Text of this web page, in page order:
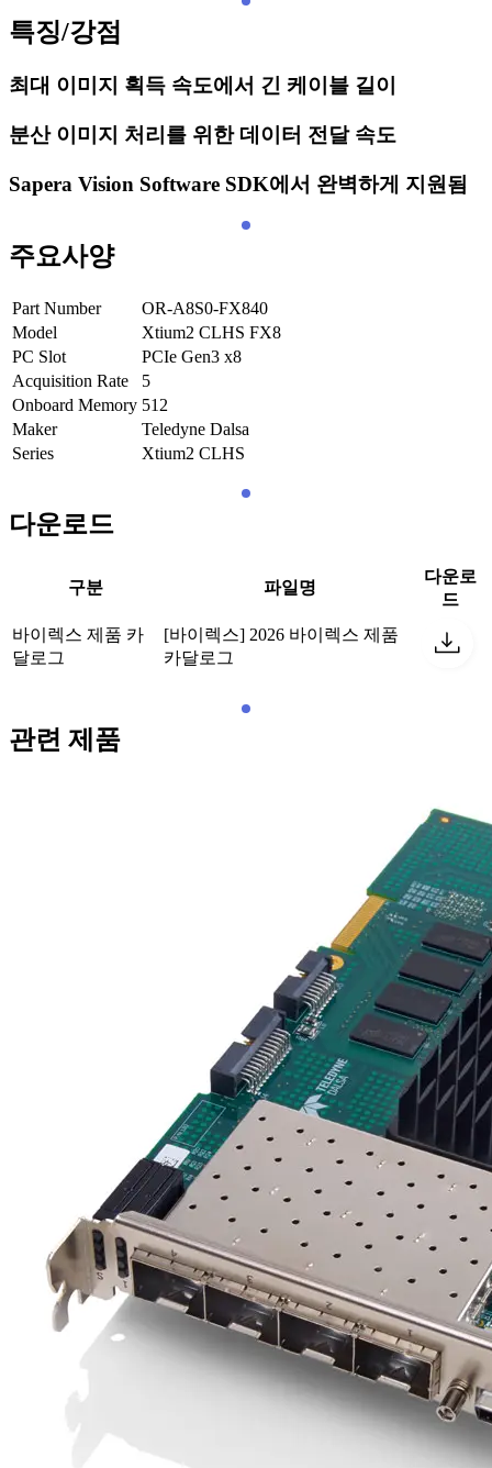
특징/강점
최대 이미지 획득 속도에서 긴 케이블 길이
분산 이미지 처리를 위한 데이터 전달 속도
Sapera Vision Software SDK에서 완벽하게 지원됨
주요사양
Part Number
OR-A8S0-FX840
Model
Xtium2 CLHS FX8
PC Slot
PCIe Gen3 x8
Acquisition Rate
5
Onboard Memory 512
Maker
Teledyne Dalsa
Series
Xtium2 CLHS
다운로드
구분 파일명
다운로
드
바이렉스 제품 카
달로그
[바이렉스] 2026 바이렉스 제품
카달로그
관련 제품